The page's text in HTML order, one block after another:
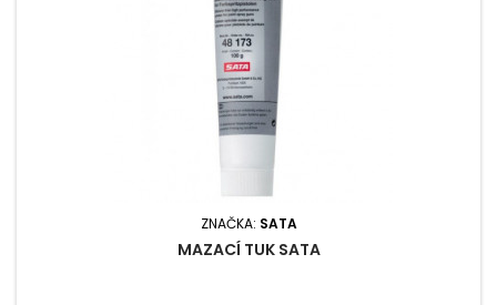
ZNAČKA: SATA
MAZACÍ TUK SATA